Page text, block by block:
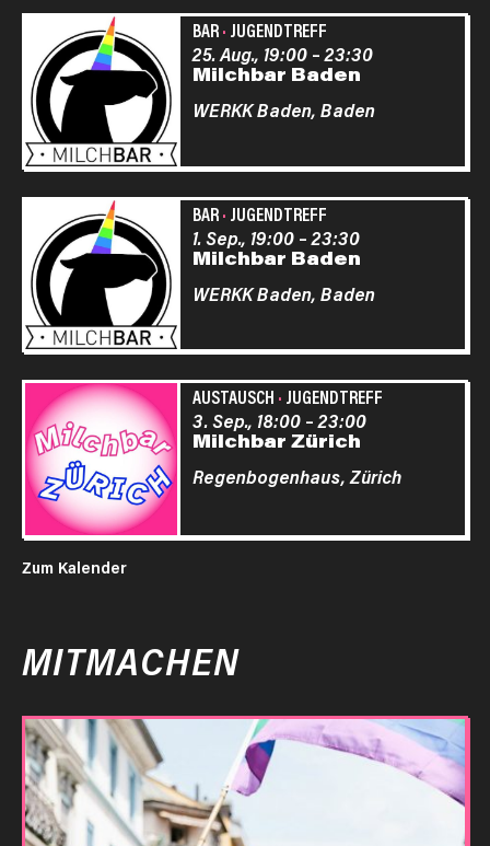
BAR· JUGENDTREFF
Milchbar Baden
25. Aug., 19:00–23:30
WERKK Baden, Baden
BAR· JUGENDTREFF
Milchbar Baden
1. Sep., 19:00–23:30
WERKK Baden, Baden
AUSTAUSCH · JUGENDTREFF
Milchbar Zürich
3. Sep., 18:00–23:00
Regenbogenhaus, Zürich
Zum Kalender
MITMACHEN